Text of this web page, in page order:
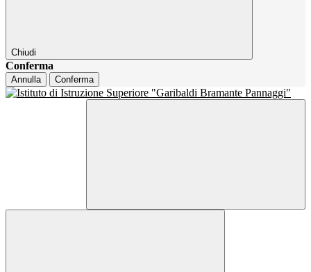
Chiudi
Conferma
Annulla Conferma